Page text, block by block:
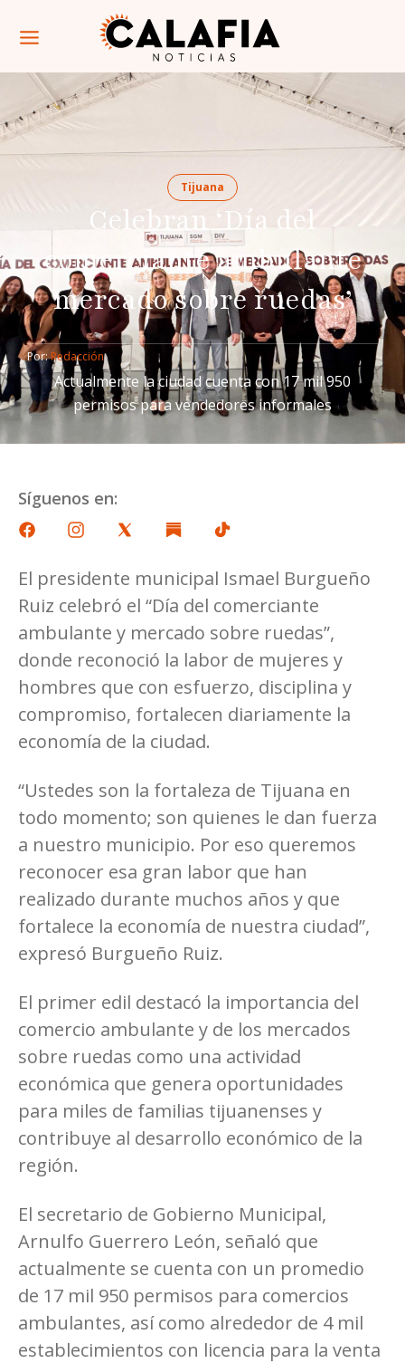
Tijuana
Celebran ‘Día del
comerciante ambulante
mercado sobre ruedas’
Por: Redacción
Actualmente la ciudad cuenta con 17 mil 950
permisos para vendedores informales
Síguenos en:
El presidente municipal Ismael Burgueño
Ruiz celebró el “Día del comerciante
ambulante y mercado sobre ruedas”,
donde reconoció la labor de mujeres y
hombres que con esfuerzo, disciplina y
compromiso, fortalecen diariamente la
economía de la ciudad.
“Ustedes son la fortaleza de Tijuana en
todo momento; son quienes le dan fuerza
a nuestro municipio. Por eso queremos
reconocer esa gran labor que han
realizado durante muchos años y que
fortalece la economía de nuestra ciudad”,
expresó Burgueño Ruiz.
El primer edil destacó la importancia del
comercio ambulante y de los mercados
sobre ruedas como una actividad
económica que genera oportunidades
para miles de familias tijuanenses y
contribuye al desarrollo económico de la
región.
El secretario de Gobierno Municipal,
Arnulfo Guerrero León, señaló que
actualmente se cuenta con un promedio
de 17 mil 950 permisos para comercios
ambulantes, así como alrededor de 4 mil
establecimientos con licencia para la venta